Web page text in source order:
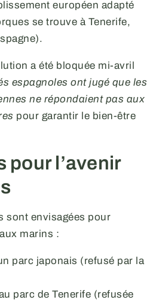
européen adapté
se trouve à Tenerife,
a été bloquée mi-avril
espagnoles ont jugé que les
ne répondaient pas aux
pour garantir le bien-être
pour l’avenir
sont envisagées pour
marins :
parc japonais (refusé par la
parc de Tenerife (refusée